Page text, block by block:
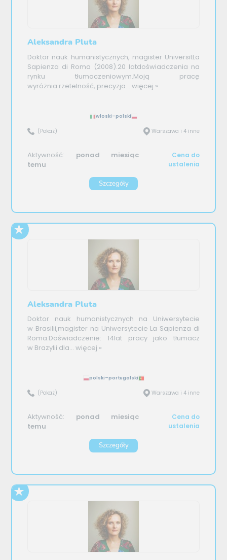
Aleksandra Pluta
Doktor nauk humanistycznych, magister UniversitLa
Sapienza di Roma (2008).20 latdoświadczenia na
rynku tłumaczeniowym.Moją pracę
wyróżnia:rzetelność, precyzja... więcej »
włoski–polski
(Pokaż) Warszawa i 4 inne
Aktywność: ponad miesiąc
temu
Cena do
ustalenia
Szczegóły
Aleksandra Pluta
Doktor nauk humanistycznych na Uniwersytecie
w Brasilii,magister na Uniwersytecie La Sapienza di
Roma.Doświadczenie: 14lat pracy jako tłumacz
w Brazylii dla... więcej »
polski–portugalski
(Pokaż) Warszawa i 4 inne
Aktywność: ponad miesiąc
temu
Cena do
ustalenia
Szczegóły